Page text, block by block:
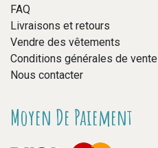
FAQ
Livraisons et retours
Vendre des vêtements
Conditions générales de vente
Nous contacter
Moyen De Paiement